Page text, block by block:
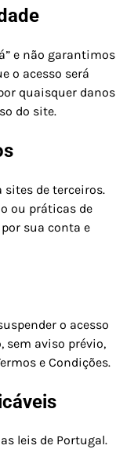
e não garantimos
o acesso será
quaisquer danos
do site.
sites de terceiros.
ou práticas de
sua conta e
o acesso
sem aviso prévio,
e Condições.
leis de Portugal.